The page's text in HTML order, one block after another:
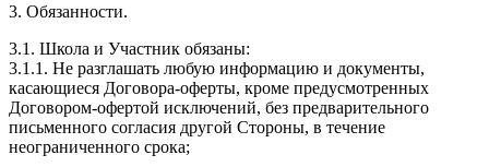
3. Обязанности.
3.1. Школа и Участник обязаны:
3.1.1. Не разглашать любую информацию и документы,
касающиеся Договора-оферты, кроме предусмотренных
Договором-офертой исключений, без предварительного
письменного согласия другой Стороны, в течение
неограниченного срока;